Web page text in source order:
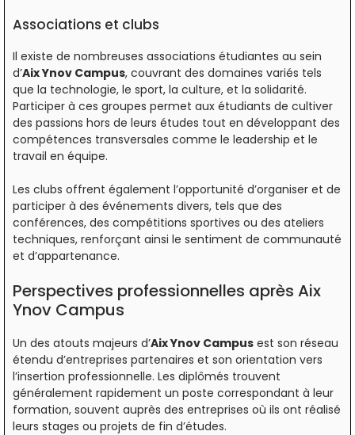
Associations et clubs
Il existe de nombreuses associations étudiantes au sein
d’Aix Ynov Campus, couvrant des domaines variés tels
que la technologie, le sport, la culture, et la solidarité.
Participer à ces groupes permet aux étudiants de cultiver
des passions hors de leurs études tout en développant des
compétences transversales comme le leadership et le
travail en équipe.
Les clubs offrent également l’opportunité d’organiser et de
participer à des événements divers, tels que des
conférences, des compétitions sportives ou des ateliers
techniques, renforçant ainsi le sentiment de communauté
et d’appartenance.
Perspectives professionnelles après Aix
Ynov Campus
Un des atouts majeurs d’Aix Ynov Campus est son réseau
étendu d’entreprises partenaires et son orientation vers
l’insertion professionnelle. Les diplômés trouvent
généralement rapidement un poste correspondant à leur
formation, souvent auprès des entreprises où ils ont réalisé
leurs stages ou projets de fin d’études.